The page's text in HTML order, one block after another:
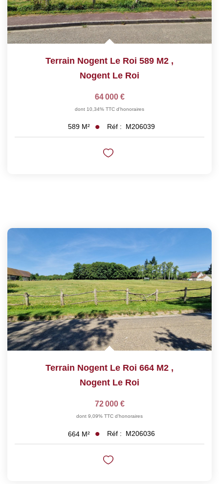
Terrain Nogent Le Roi 589 M2 ,
Nogent Le Roi
64 000 €
dont 10,34% TTC d'honoraires
589 M² Réf : M206039
Terrain Nogent Le Roi 664 M2 ,
Nogent Le Roi
72 000 €
dont 9,09% TTC d'honoraires
664 M² Réf : M206036